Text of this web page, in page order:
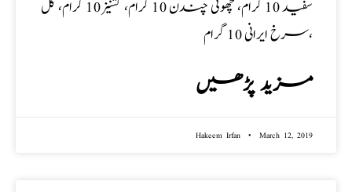
سفید 10 گرام، چھوٹی چندن 10 گرام، کشنیز 10 گرام، گل
سرخ ایرانی 10 گرام،
مزید پڑھیں
Hakeem Irfan March 12, 2019